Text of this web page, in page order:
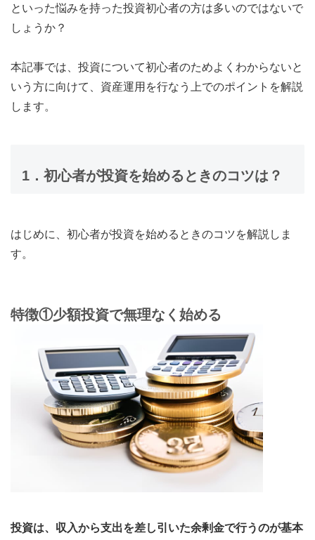
といった悩みを持った投資初心者の方は多いのではないで
しょうか？
本記事では、投資について初心者のためよくわからないと
いう方に向けて、資産運用を行なう上でのポイントを解説
します。
1．初心者が投資を始めるときのコツは？
はじめに、初心者が投資を始めるときのコツを解説しま
す。
特徴①少額投資で無理なく始める
投資は、収入から支出を差し引いた余剰金で行うのが基本